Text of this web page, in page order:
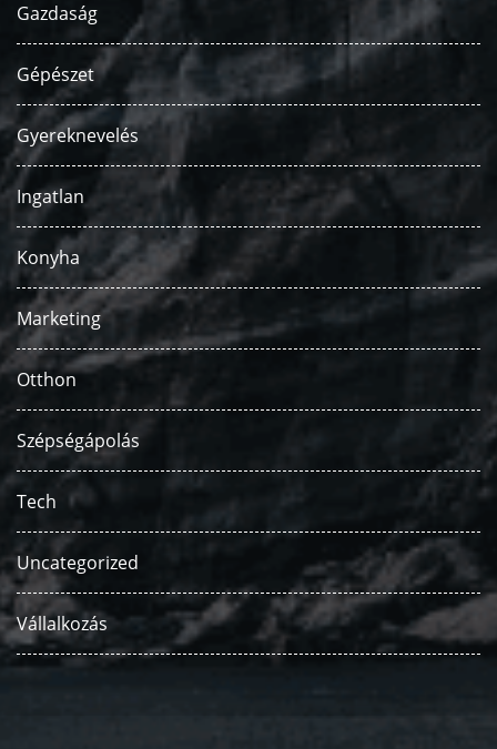
Gazdaság
Gépészet
Gyereknevelés
Ingatlan
Konyha
Marketing
Otthon
Szépségápolás
Tech
Uncategorized
Vállalkozás